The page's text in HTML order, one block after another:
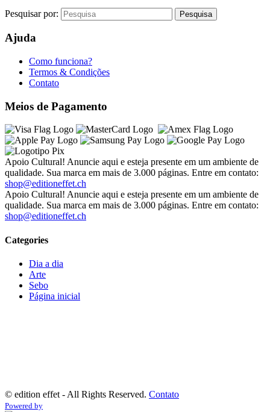
Pesquisar por:
Ajuda
Como funciona?
Termos & Condições
Contato
Meios de Pagamento
Apoio Cultural! Anuncie aqui e esteja presente em um ambiente de
qualidade. Sua marca em mais de 3.000 páginas. Entre em contato:
shop@editioneffet.ch
Apoio Cultural! Anuncie aqui e esteja presente em um ambiente de
qualidade. Sua marca em mais de 3.000 páginas. Entre em contato:
shop@editioneffet.ch
Categories
Dia a dia
Arte
Sebo
Página inicial
© edition effet - All Rights Reserved. Contato
Powered by